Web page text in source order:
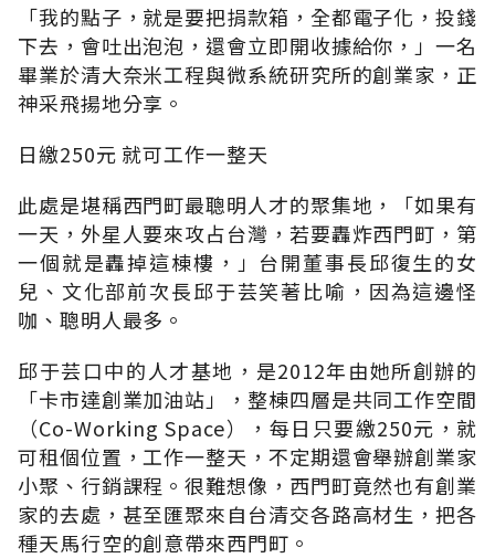
「我的點子，就是要把捐款箱，全都電子化，投錢
下去，會吐出泡泡，還會立即開收據給你，」一名
畢業於清大奈米工程與微系統研究所的創業家，正
神采飛揚地分享。
日繳250元 就可工作一整天
此處是堪稱西門町最聰明人才的聚集地，「如果有
一天，外星人要來攻占台灣，若要轟炸西門町，第
一個就是轟掉這棟樓，」台開董事長邱復生的女
兒、文化部前次長邱于芸笑著比喻，因為這邊怪
咖、聰明人最多。
邱于芸口中的人才基地，是2012年由她所創辦的
「卡市達創業加油站」，整棟四層是共同工作空間
（Co-Working Space），每日只要繳250元，就
可租個位置，工作一整天，不定期還會舉辦創業家
小聚、行銷課程。很難想像，西門町竟然也有創業
家的去處，甚至匯聚來自台清交各路高材生，把各
種天馬行空的創意帶來西門町。